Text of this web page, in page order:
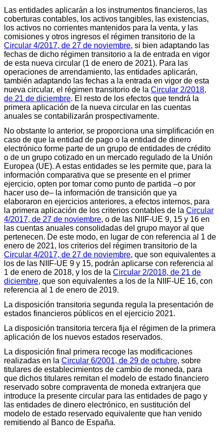
Las entidades aplicarán a los instrumentos financieros, las
coberturas contables, los activos tangibles, las existencias,
los activos no corrientes mantenidos para la venta, y las
comisiones y otros ingresos el régimen transitorio de la
Circular 4/2017, de 27 de noviembre, si bien adaptando las
fechas de dicho régimen transitorio a la de entrada en vigor
de esta nueva circular (1 de enero de 2021). Para las
operaciones de arrendamiento, las entidades aplicarán,
también adaptando las fechas a la entrada en vigor de esta
nueva circular, el régimen transitorio de la Circular 2/2018,
de 21 de diciembre. El resto de los efectos que tendrá la
primera aplicación de la nueva circular en las cuentas
anuales se contabilizarán prospectivamente.
No obstante lo anterior, se proporciona una simplificación en
caso de que la entidad de pago o la entidad de dinero
electrónico forme parte de un grupo de entidades de crédito
o de un grupo cotizado en un mercado regulado de la Unión
Europea (UE). A estas entidades se les permite que, para la
información comparativa que se presente en el primer
ejercicio, opten por tomar como punto de partida –o por
hacer uso de– la información de transición que ya
elaboraron en ejercicios anteriores, a efectos internos, para
la primera aplicación de los criterios contables de la Circular
4/2017, de 27 de noviembre, o de las NIIF-UE 9, 15 y 16 en
las cuentas anuales consolidadas del grupo mayor al que
pertenecen. De este modo, en lugar de con referencia al 1 de
enero de 2021, los criterios del régimen transitorio de la
Circular 4/2017, de 27 de noviembre, que son equivalentes a
los de las NIIF-UE 9 y 15, podrán aplicarse con referencia al
1 de enero de 2018, y los de la Circular 2/2018, de 21 de
diciembre, que son equivalentes a los de la NIIF-UE 16, con
referencia al 1 de enero de 2019.
La disposición transitoria segunda regula la presentación de
estados financieros públicos en el ejercicio 2021.
La disposición transitoria tercera fija el régimen de la primera
aplicación de los nuevos estados reservados.
La disposición final primera recoge las modificaciones
realizadas en la Circular 6/2001, de 29 de octubre, sobre
titulares de establecimientos de cambio de moneda, para
que dichos titulares remitan el modelo de estado financiero
reservado sobre compraventa de moneda extranjera que
introduce la presente circular para las entidades de pago y
las entidades de dinero electrónico, en sustitución del
modelo de estado reservado equivalente que han venido
remitiendo al Banco de España.